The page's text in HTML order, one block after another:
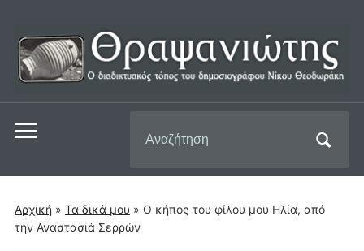
Εναλλαγή
μενού
για
κινητά
για:
Αρχική » Τα δικά μου » Ο κήπος του φίλου μου Ηλία, από
την Αναστασιά Σερρών